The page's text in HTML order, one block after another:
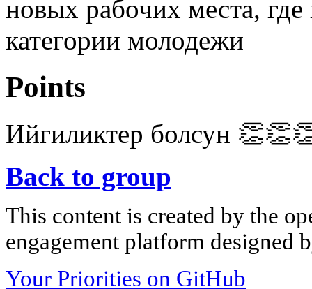
новых рабочих места,
категории молодежи
Points
Ийгиликтер болсун
Back to group
This content is created by the
engagement platform designed
Your Priorities on GitHub